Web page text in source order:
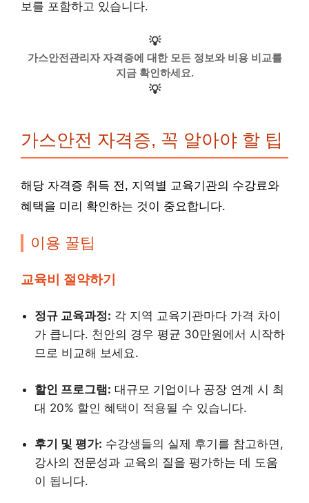
보를 포함하고 있습니다.
💡
가스안전관리자 자격증에 대한 모든 정보와 비용 비교를
지금 확인하세요.
💡
가스안전 자격증, 꼭 알아야 할 팁
해당 자격증 취득 전, 지역별 교육기관의 수강료와
혜택을 미리 확인하는 것이 중요합니다.
이용 꿀팁
교육비 절약하기
정규 교육과정: 각 지역 교육기관마다 가격 차이
가 큽니다. 천안의 경우 평균 30만원에서 시작하
므로 비교해 보세요.
할인 프로그램: 대규모 기업이나 공장 연계 시 최
대 20% 할인 혜택이 적용될 수 있습니다.
후기 및 평가: 수강생들의 실제 후기를 참고하면,
강사의 전문성과 교육의 질을 평가하는 데 도움
이 됩니다.